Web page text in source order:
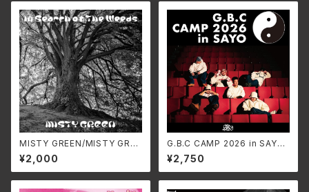
MISTY GREEN/MISTY GREE
N S4MG-0306(仕様:CD)
¥2,000
G.B.C CAMP 2026 in SAYO/
G.B.C CAMP LEXCD-2600
2(仕様:)
¥2,750